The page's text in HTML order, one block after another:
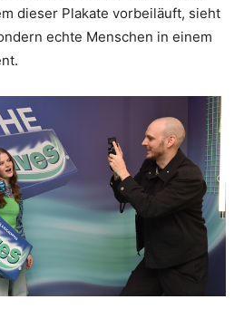
dieser Plakate vorbeiläuft, sieht
echte Menschen in einem